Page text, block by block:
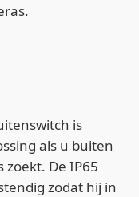
is
als u buiten
zoekt. De IP65
zodat hij in